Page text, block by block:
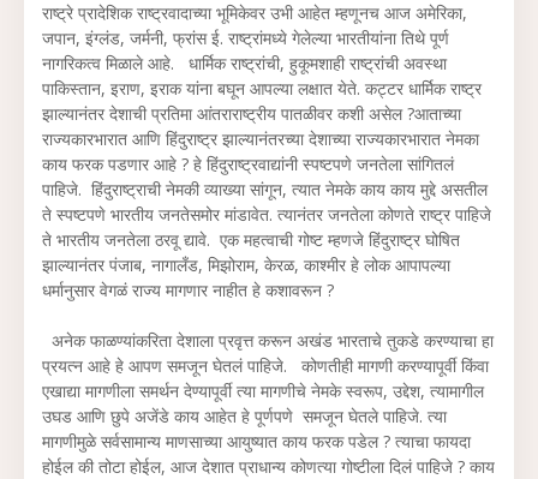
राष्ट्रे प्रादेशिक राष्ट्रवादाच्या भूमिकेवर उभी आहेत म्हणूनच आज अमेरिका,
जपान, इंग्लंड, जर्मनी, फ्रांस ई. राष्ट्रांमध्ये गेलेल्या भारतीयांना तिथे पूर्ण
नागरिकत्व मिळाले आहे. धार्मिक राष्ट्रांची, हुकूमशाही राष्ट्रांची अवस्था
पाकिस्तान, इराण, इराक यांना बघून आपल्या लक्षात येते. कट्टर धार्मिक राष्ट्र
झाल्यानंतर देशाची प्रतिमा आंतराराष्ट्रीय पातळीवर कशी असेल ?आताच्या
राज्यकारभारात आणि हिंदुराष्ट्र झाल्यानंतरच्या देशाच्या राज्यकारभारात नेमका
काय फरक पडणार आहे ? हे हिंदुराष्ट्रवाद्यांनी स्पष्टपणे जनतेला सांगितलं
पाहिजे. हिंदुराष्ट्राची नेमकी व्याख्या सांगून, त्यात नेमके काय काय मुद्दे असतील
ते स्पष्टपणे भारतीय जनतेसमोर मांडावेत. त्यानंतर जनतेला कोणते राष्ट्र पाहिजे
ते भारतीय जनतेला ठरवू द्यावे. एक महत्वाची गोष्ट म्हणजे हिंदुराष्ट्र घोषित
झाल्यानंतर पंजाब, नागालँड, मिझोराम, केरळ, काश्मीर हे लोक आपापल्या
धर्मानुसार वेगळं राज्य मागणार नाहीत हे कशावरून ?
अनेक फाळण्यांकरिता देशाला प्रवृत्त करून अखंड भारताचे तुकडे करण्याचा हा
प्रयत्न आहे हे आपण समजून घेतलं पाहिजे. कोणतीही मागणी करण्यापूर्वी किंवा
एखाद्या मागणीला समर्थन देण्यापूर्वी त्या मागणीचे नेमके स्वरूप, उद्देश, त्यामागील
उघड आणि छुपे अजेंडे काय आहेत हे पूर्णपणे समजून घेतले पाहिजे. त्या
मागणीमुळे सर्वसामान्य माणसाच्या आयुष्यात काय फरक पडेल ? त्याचा फायदा
होईल की तोटा होईल, आज देशात प्राधान्य कोणत्या गोष्टीला दिलं पाहिजे ? काय